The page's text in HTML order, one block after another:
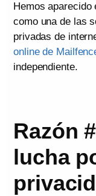
Hemos aparecido
como una de las
privadas de
online de
independiente.
Razón
lucha